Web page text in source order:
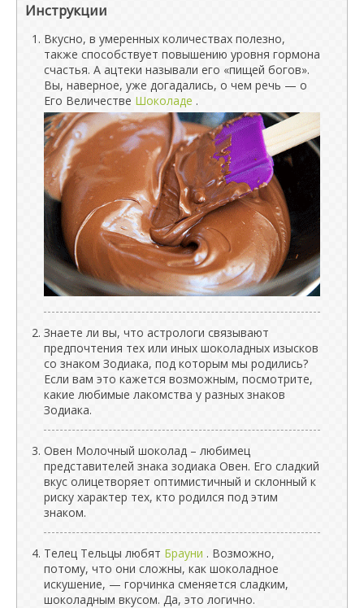
Инструкции
Вкусно, в умеренных количествах полезно,
также способствует повышению уровня гормона
счастья. А ацтеки называли его «пищей богов».
Вы, наверное, уже догадались, о чем речь — о
Его Величестве Шоколаде .
Знаете ли вы, что астрологи связывают
предпочтения тех или иных шоколадных изысков
со знаком Зодиака, под которым мы родились?
Если вам это кажется возможным, посмотрите,
какие любимые лакомства у разных знаков
Зодиака.
Овен Молочный шоколад – любимец
представителей знака зодиака Овен. Его сладкий
вкус олицетворяет оптимистичный и склонный к
риску характер тех, кто родился под этим
знаком.
Телец Тельцы любят Брауни . Возможно,
потому, что они сложны, как шоколадное
искушение, — горчинка сменяется сладким,
шоколадным вкусом. Да, это логично.